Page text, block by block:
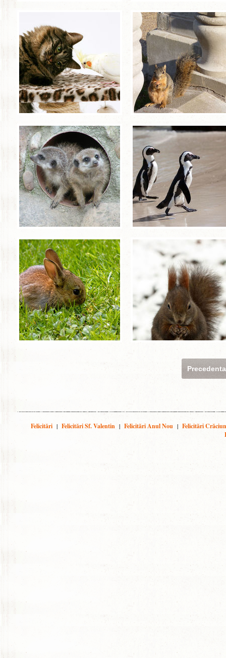
Precedenta
Felicitări | Felicitări Sf. Valentin | Felicitări Anul Nou | Felicitări